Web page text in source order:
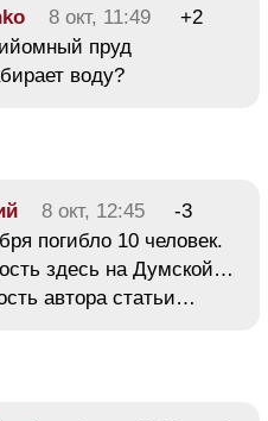
8 окт, 11:49
+2
пруд
воду?
8 окт, 12:45
-3
погибло 10 человек.
здесь на Думской…
автора статьи…